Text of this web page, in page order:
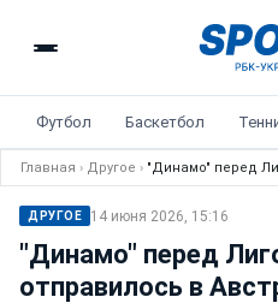
Футбол Баскетбол
Главная › Другое › "Динамо" перед
ДРУГОЕ 14 июня 2026, 15:16
"Динамо" перед
отправилось в